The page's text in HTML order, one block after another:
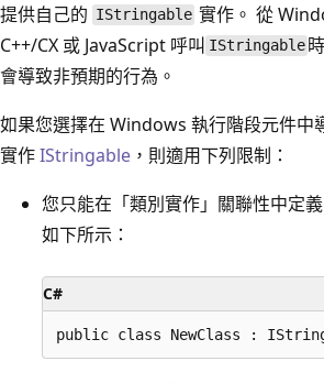
提供自己的 IStringable 實作。 從
C++/CX 或 JavaScript 呼叫 IStringable
會導致非預期的行為。
如果您選擇在 Windows 執行階段元件中
實作IStringable ，則適用下列限制：
您只能在「類別實作」關聯性中定義
如下所示：
C#